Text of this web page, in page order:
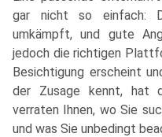
gar nicht so einfach:
umkämpft, und gute
jedoch die richtigen
Besichtigung erscheint
der Zusage kennt, hat
verraten Ihnen, wo Sie
und was Sie unbedingt